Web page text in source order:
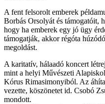
A fent felsorolt emberek
Borbás Orsolyát és támogatóit,
hogy ha emberek egy jó ügy
támogatják, akkor régóta
megoldást.
A karitatív, hálaadó koncert
mint a helyi Művészeti
Kórus Rimasimonyiból. Az
vezette, köszönetet id. Csobó
mondott.